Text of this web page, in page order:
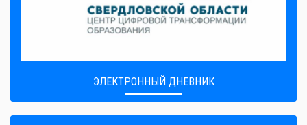
ЭЛЕКТРОННЫЙ ДНЕВНИК